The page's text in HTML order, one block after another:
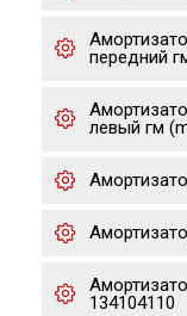
передний
левый гм
134104110